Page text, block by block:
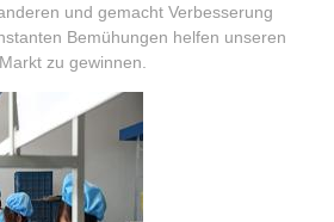
und gemacht Verbesserung
Bemühungen helfen unseren
zu gewinnen.